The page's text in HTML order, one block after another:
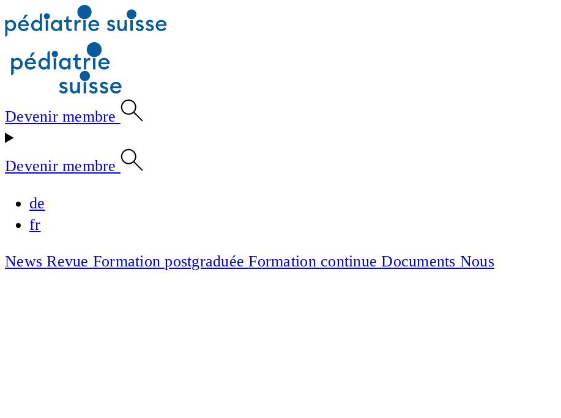
Devenir membre
Devenir membre
de
fr
NewsRevue Formation postgraduéeFormation continueDocuments Nous